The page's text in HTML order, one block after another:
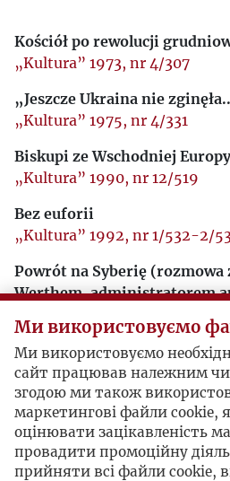
Kościół po rewolucji
„Kultura” 1973, nr 4/307
„Jeszcze Ukraina nie
„Kultura” 1975, nr 4/331
Biskupi ze Wschodniej
„Kultura” 1990, nr 12/519
Bez euforii
„Kultura” 1992, nr 1/532-2/
Powrót na Syberię (rozmowa
Werthem, administratorem
„Kultura” 1992, nr 5/536
Lux ex Oriente? Notatki z
„Kultura” 1992, nr 9/540
Pomiędzy sacrum a profanum
„Kultura” 1992, nr 12/543
Ми використовуємо
Ми використовуємо
сайт працював належним
згодою ми також
маркетингові файли cookie,
оцінювати зацікавленість
провадити промоційну
прийняти всі файли cookie,